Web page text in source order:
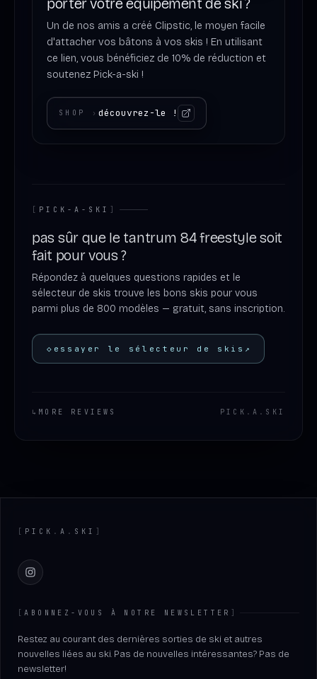
porter votre équipement de ski ?
Un de nos amis a créé Clipstic, le moyen facile
d'attacher vos bâtons à vos skis ! En utilisant
ce lien, vous bénéficiez de 10% de réduction et
soutenez Pick-a-ski !
SHOP ›découvrez-le !
[ PICK-A-SKI ]
pas sûr que le tantrum 84 freestyle soit
fait pour vous ?
Répondez à quelques questions rapides et le
sélecteur de skis trouve les bons skis pour vous
parmi plus de 800 modèles — gratuit, sans inscription.
◇ essayer le sélecteur de skis ↗
↳ MORE REVIEWS PICK . A . SKI
[ PICK . A . SKI ]
Instagram
[ABONNEZ-VOUS À NOTRE NEWSLETTER ]
Restez au courant des dernières sorties de ski et autres
nouvelles liées au ski. Pas de nouvelles intéressantes? Pas de
newsletter!